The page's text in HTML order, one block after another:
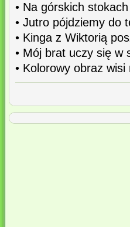
• Na górskich
• Jutro pójdziemy do
• Kinga z Wiktorią
• Mój brat uczy się w
• Kolorowy obraz wisi